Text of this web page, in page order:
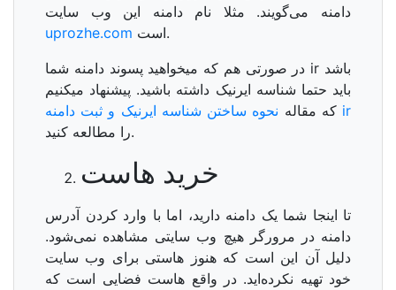
دامنه می‌گویند. مثلا نام دامنه این وب سایت
uprozhe.com
است.
در صورتی هم که میخواهید پسوند دامنه شما ir باشد
باید حتما شناسه ایرنیک داشته باشید. پیشنهاد میکنیم
که مقالهنحوه ساختن شناسه ایرنیک و ثبت دامنه ir
را مطالعه کنید.
خرید هاست
تا اینجا شما یک دامنه دارید، اما با وارد کردن آدرس
دامنه در مرورگر هیچ وب سایتی مشاهده نمی‌شود.
دلیل آن این است که هنوز هاستی برای وب سایت
خود تهیه نکرده‌اید. در واقع هاست فضایی است که